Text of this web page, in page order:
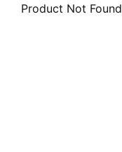
Product Not Found